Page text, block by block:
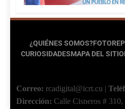
¿QUIÉNES SOMOS?
CURIOSIDADESMAPA DEL SITIO
Correo: rcadigital@icrt.cu |
Dirección: Calle Cisneros # 310,